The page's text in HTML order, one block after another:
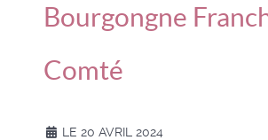
Bourgongne
Comté
LE 20 AVRIL 2024